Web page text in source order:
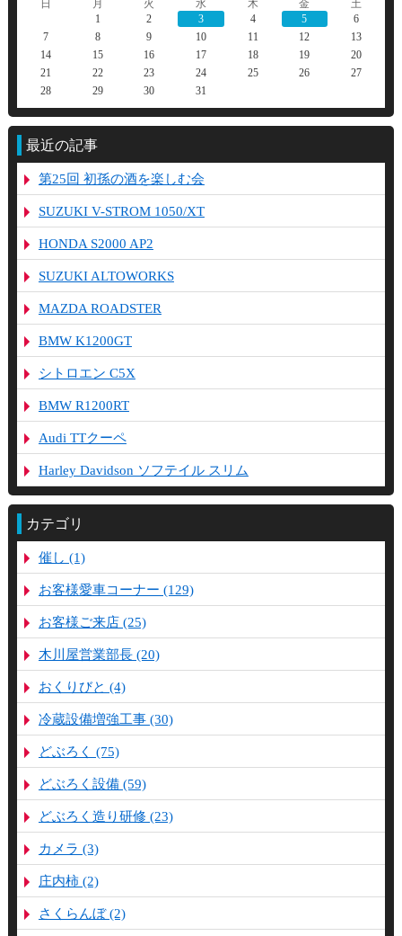
日 月 火 水 木 金
土
1
2 3 4 5
6
7
8 9 10 11 12
13
14
15 16 17 18 19
20
21
22 23 24 25 26
27
28
29 30 31
最近の記事
第25回 初孫の酒を楽しむ会
SUZUKI V-STROM 1050/XT
HONDA S2000 AP2
SUZUKI ALTOWORKS
MAZDA ROADSTER
BMW K1200GT
シトロエン C5X
BMW R1200RT
Audi TTクーペ
Harley Davidson ソフテイル スリム
カテゴリ
催し (1)
お客様愛車コーナー (129)
お客様ご来店 (25)
木川屋営業部長 (20)
おくりびと (4)
冷蔵設備増強工事 (30)
どぶろく (75)
どぶろく設備 (59)
どぶろく造り研修 (23)
カメラ (3)
庄内柿 (2)
さくらんぼ (2)